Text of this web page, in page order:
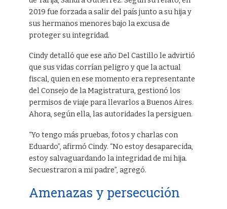
2019 fue forzada a salir del país junto a su hija y
sus hermanos menores bajo la excusa de
proteger su integridad.
Cindy detalló que ese año Del Castillo le advirtió
que sus vidas corrían peligro y que la actual
fiscal, quien en ese momento era representante
del Consejo de la Magistratura, gestionó los
permisos de viaje para llevarlos a Buenos Aires.
Ahora, según ella, las autoridades la persiguen.
“Yo tengo más pruebas, fotos y charlas con
Eduardo”, afirmó Cindy. “No estoy desaparecida,
estoy salvaguardando la integridad de mi hija.
Secuestraron a mi padre”, agregó.
Amenazas y persecución